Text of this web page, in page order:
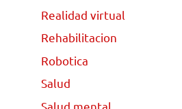
Realidad virtual
Rehabilitacion
Robotica
Salud
Salud mental